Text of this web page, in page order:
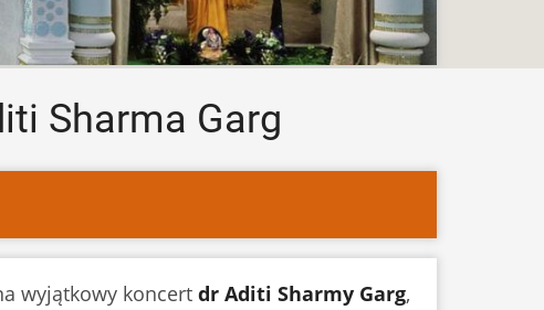
Sharma Garg
wyjątkowy koncert dr Aditi Sharmy Garg,